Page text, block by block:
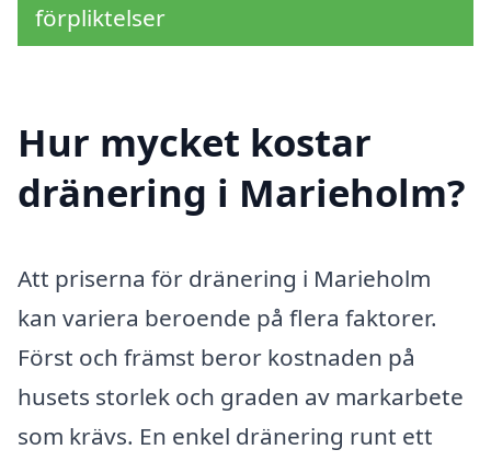
förpliktelser
Hur mycket kostar
dränering i Marieholm?
Att priserna för dränering i Marieholm
kan variera beroende på flera faktorer.
Först och främst beror kostnaden på
husets storlek och graden av markarbete
som krävs. En enkel dränering runt ett